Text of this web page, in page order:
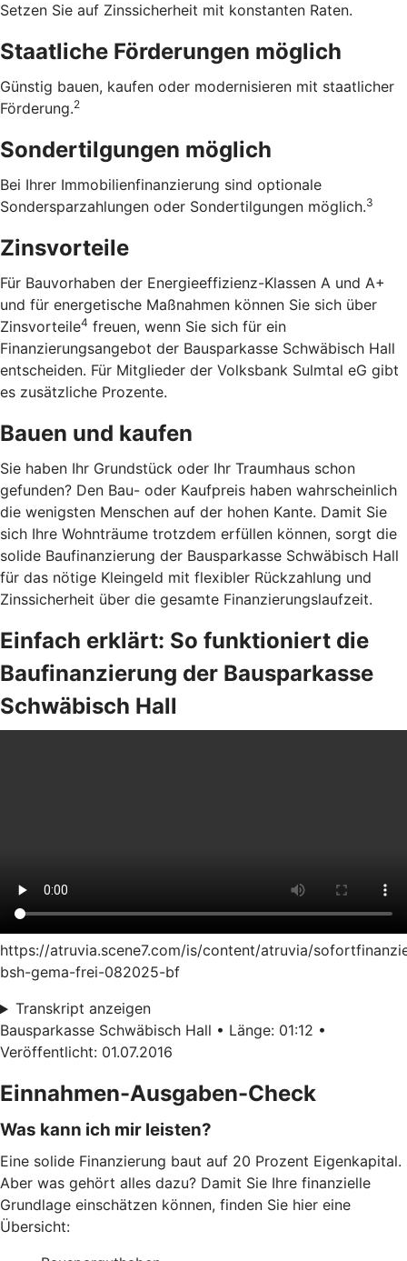
Setzen Sie auf Zinssicherheit mit konstanten Raten.
Staatliche Förderungen möglich
Günstig bauen, kaufen oder modernisieren mit staatlicher
Förderung.2
Sondertilgungen möglich
Bei Ihrer Immobilienfinanzierung sind optionale
Sondersparzahlungen oder Sondertilgungen möglich.3
Zinsvorteile
Für Bauvorhaben der Energieeffizienz-Klassen A und A+
und für energetische Maßnahmen können Sie sich über
Zinsvorteile4 freuen, wenn Sie sich für ein
Finanzierungsangebot der Bausparkasse Schwäbisch Hall
entscheiden. Für Mitglieder der Volksbank Sulmtal eG gibt
es zusätzliche Prozente.
Bauen und kaufen
Sie haben Ihr Grundstück oder Ihr Traumhaus schon
gefunden? Den Bau- oder Kaufpreis haben wahrscheinlich
die wenigsten Menschen auf der hohen Kante. Damit Sie
sich Ihre Wohnträume trotzdem erfüllen können, sorgt die
solide Baufinanzierung der Bausparkasse Schwäbisch Hall
für das nötige Kleingeld mit flexibler Rückzahlung und
Zinssicherheit über die gesamte Finanzierungslaufzeit.
Einfach erklärt: So funktioniert die
Baufinanzierung der Bausparkasse
Schwäbisch Hall
https://atruvia.scene7.com/is/content/atruvia/
bsh-gema-frei-082025-bf
Transkript anzeigen
Bausparkasse Schwäbisch Hall • Länge: 01:12 •
Veröffentlicht: 01.07.2016
Einnahmen-Ausgaben-Check
Was kann ich mir leisten?
Eine solide Finanzierung baut auf 20 Prozent Eigenkapital.
Aber was gehört alles dazu? Damit Sie Ihre finanzielle
Grundlage einschätzen können, finden Sie hier eine
Übersicht: